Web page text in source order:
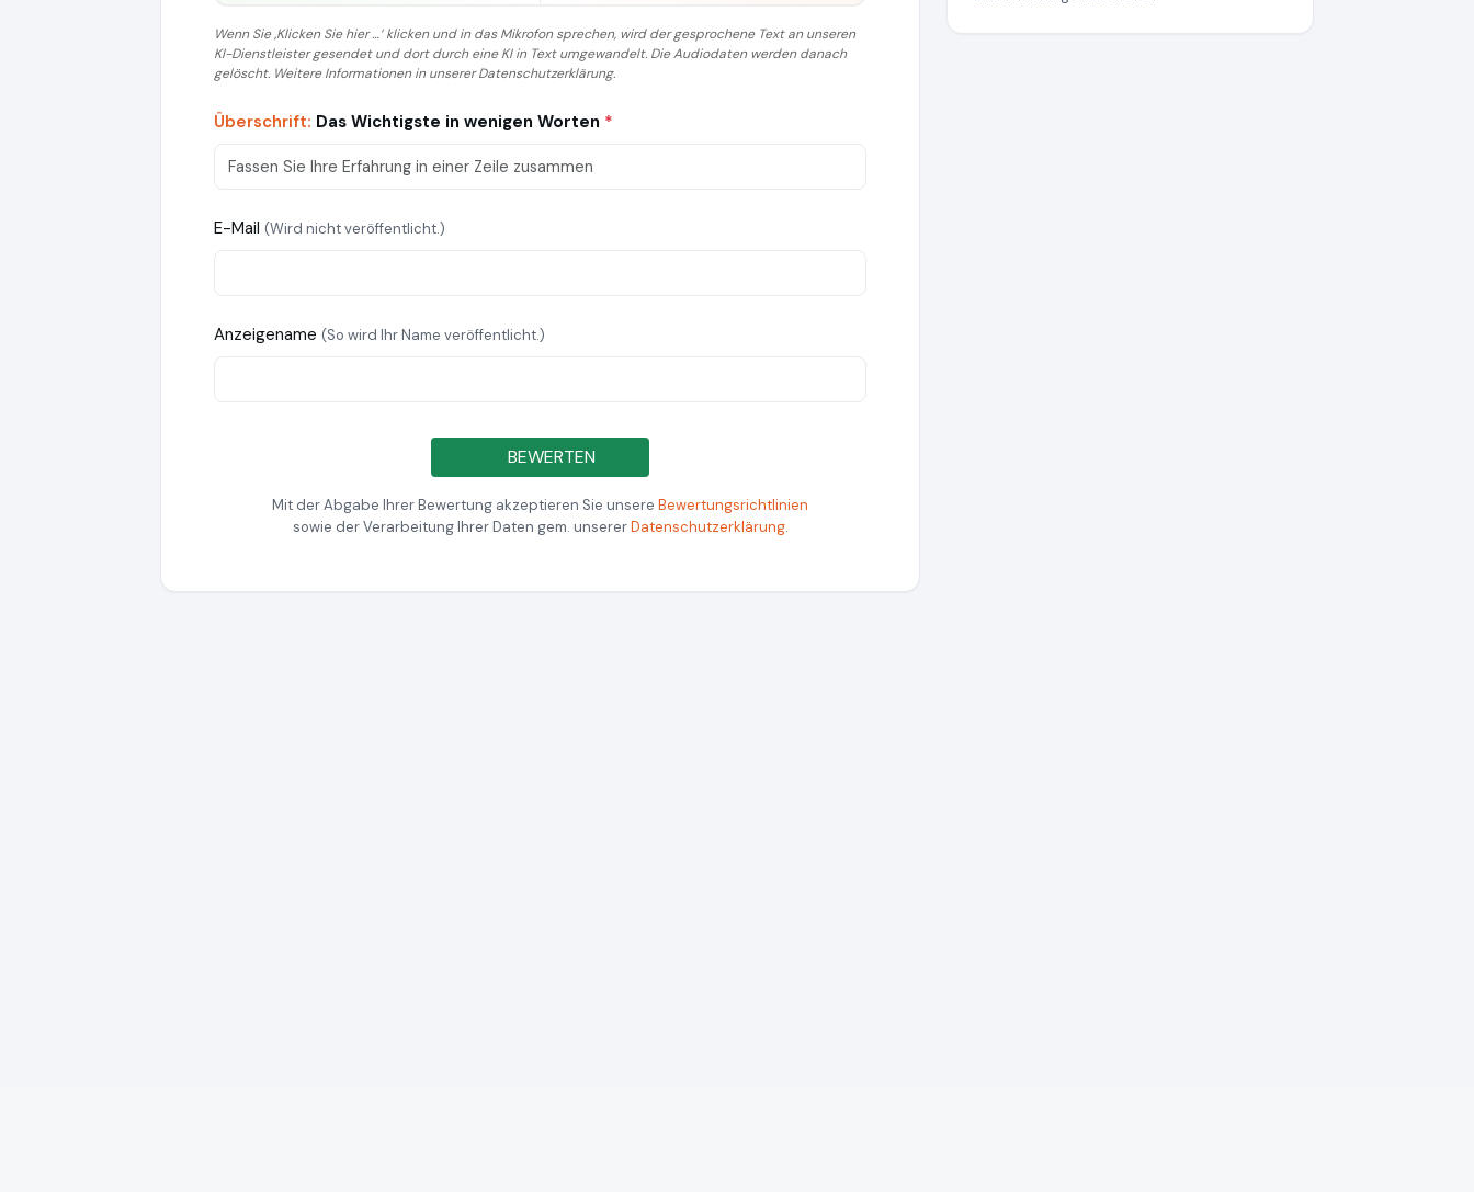
Wenn Sie ‚Klicken Sie hier …‘ klicken und in das Mikrofon sprechen, wird der gesprochene Text an unseren
KI-Dienstleister gesendet und dort durch eine KI in Text umgewandelt. Die Audiodaten werden danach
gelöscht. Weitere Informationen in unserer Datenschutzerklärung.
Überschrift: Das Wichtigste in wenigen Worten *
E-Mail (Wird nicht veröffentlicht.)
Anzeigename (So wird Ihr Name veröffentlicht.)
BEWERTEN
Mit der Abgabe Ihrer Bewertung akzeptieren Sie unsereBewertungsrichtlinien
sowie der Verarbeitung Ihrer Daten gem. unsererDatenschutzerklärung.